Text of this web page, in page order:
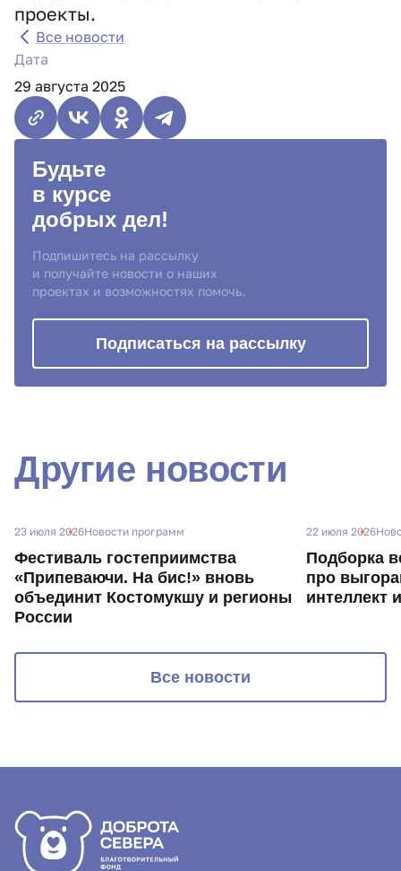
проекты.
Все новости
Дата
29 августа 2025
Будьте
в курсе
добрых дел!
Подпишитесь на рассылку
и получайте новости о наших
проектах и возможностях помочь.
Подписаться на рассылку
Другие новости
23 июля 2026Новости программ
Фестиваль гостеприимства
«Припеваючи. На бис!» вновь
объединит Костомукшу и регионы
России
22 июля 2026
Подборка
про
интеллект
Все новости